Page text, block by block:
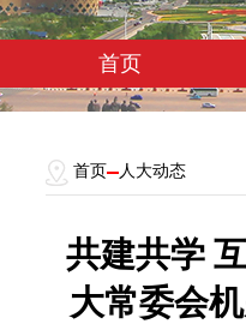
首页
首页 人大动态
共建共学
大常委会